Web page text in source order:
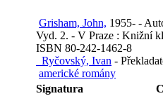
Grisham, John, 1955- -
Vyd. 2. - V Praze : Knižní
ISBN 80-242-1462-8
Ryčovský, Ivan -
americké romány
Signatura